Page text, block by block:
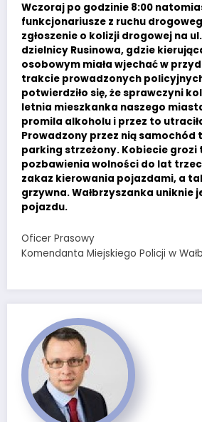
Wczoraj po godzinie 8:00
funkcjonariusze z ruchu
zgłoszenie o kolizji drogowej na
dzielnicy Rusinowa, gdzie
osobowym miała wjechać w
trakcie prowadzonych
potwierdziło się, że sprawczyni
letnia mieszkanka naszego
promila alkoholu i przez to
Prowadzony przez nią samochód
parking strzeżony. Kobiecie grozi
pozbawienia wolności do lat
zakaz kierowania pojazdami, a
grzywna. Wałbrzyszanka uniknie
pojazdu.
Oficer Prasowy
Komendanta Miejskiego Policji w